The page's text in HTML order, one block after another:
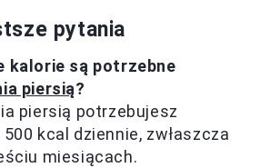
pytania
kalorie są potrzebne
piersią?
piersią potrzebujesz
kcal dziennie, zwłaszcza
miesiącach.